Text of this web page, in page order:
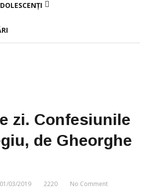
zi. Confesiunile
de Gheorghe
01/03/2019 2220 No Comment